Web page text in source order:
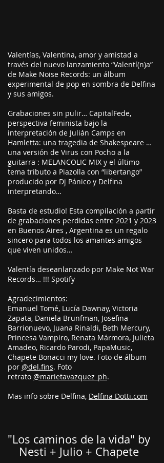
Valentías, Valentina, amor y amistad a
través del nuevo lanzamiento “Valentí(n)a”
de Make Noise Records: un álbum
experimental de pop en sombra de Delfina
y sus amigos.
Grabaciones sin pulir… CapitalFede,
perspectiva feminista bajo la
interpretación de Julián Camps en
Hamletta: una tragedia de Shakespeare …
una versión de Virus con Pocho a la
guitarra : MELANCOLIC MIX y el último
tema tributo a Piazolla con “libertango”
producido por Dj Pánico y Delfina
interpretando…
Basta de estudio! Esta compilación a partir
de grabaciones perdidas entre 2021 y 2023
en Buenos Aires , Argentina es un regalo
sincero para todos los amantes amigos
que viven unidos…
Valentía deseanlanzado por Make Not War
Records… !!! Spotify
Agradecimientos:
Emanuel Tomé, Lucía Dawnay, Victoria
Zapata, Daniela Brunfman, Josefina
Barrionuevo, Juana Rinaldi, Beth Mercury,
Princesa Vampiro, Renata Mármora, Julieta
Amadeo, Ricardo Parodi, PapaMusic,
Chapete Bonacci my love. Foto de álbum
por @del.fins. Foto
retrato @marietavazquez_ph.
Mas info sobre Delfina, Delfina Dotti.com
"Los caminos de la vida" by
Nesti + Julio + Chapete